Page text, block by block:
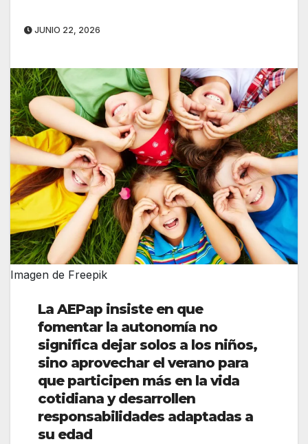
JUNIO 22, 2026
Imagen de Freepik
La AEPap insiste en que
fomentar la autonomía no
significa dejar solos a los niños,
sino aprovechar el verano para
que participen más en la vida
cotidiana y desarrollen
responsabilidades adaptadas a
su edad